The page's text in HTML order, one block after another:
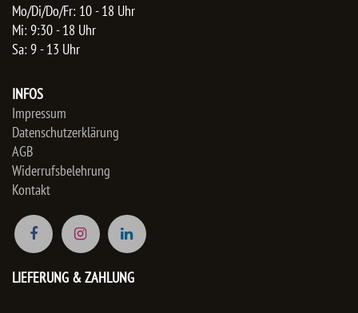
Mo/Di/Do/Fr: 10 - 18 Uhr
Mi: 9:30 - 18 Uhr
Sa: 9 - 13 Uhr
INFOS
Impressum
Datenschutzerklärung
AGB
Widerrufsbelehrung
Kontakt
LIEFERUNG & ZAHLUNG